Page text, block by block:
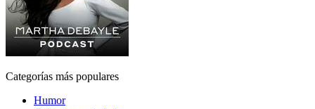
Categorías más populares
Humor